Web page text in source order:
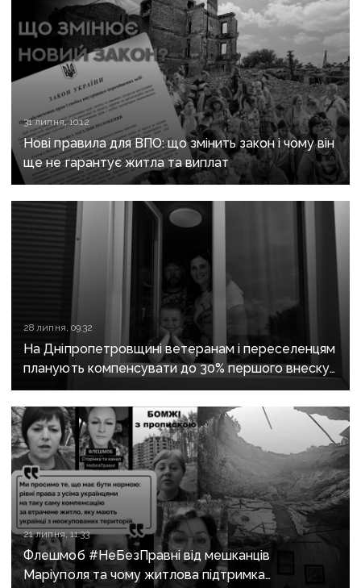
31 липня, 10:12
Нові правила для ВПО: що змінить закон і чому він
ще не гарантує житла та виплат
28 липня, 09:32
На Дніпропетровщині ветеранам і переселенцям
планують компенсувати до 30% першого внеску
за програмою «єОселя»
21 липня, 11:33
Флешмоб #НеБезПравні від мешканців
Маріуполя та чому житлова підтримка